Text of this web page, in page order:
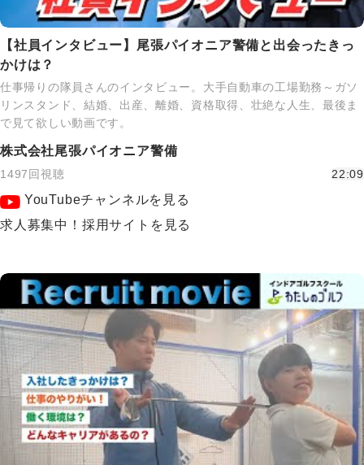
【社員インタビュー】尾張パイオニア警備と出会ったきっ
かけは？
仕事帰りの隊員さんのインタビュー。大手自動車の工場勤務～ガソ
リンスタンド、結婚、出産、離婚、資格取得、壮絶な人生、最後ま
で見て欲しい動画です。
株式会社尾張パイオニア警備
1497回視聴 22:09
YouTubeチャンネルを見る
求人募集中！採用サイトを見る